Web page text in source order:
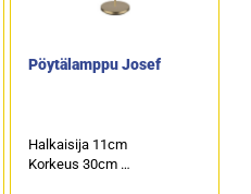
Pöytälamppu Josef
Halkaisija 11cm
Korkeus 30cm